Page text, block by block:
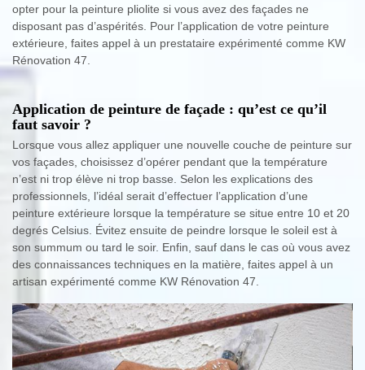
opter pour la peinture pliolite si vous avez des façades ne
disposant pas d’aspérités. Pour l’application de votre peinture
extérieure, faites appel à un prestataire expérimenté comme KW
Rénovation 47.
Application de peinture de façade : qu’est ce qu’il
faut savoir ?
Lorsque vous allez appliquer une nouvelle couche de peinture sur
vos façades, choisissez d’opérer pendant que la température
n’est ni trop élève ni trop basse. Selon les explications des
professionnels, l’idéal serait d’effectuer l’application d’une
peinture extérieure lorsque la température se situe entre 10 et 20
degrés Celsius. Évitez ensuite de peindre lorsque le soleil est à
son summum ou tard le soir. Enfin, sauf dans le cas où vous avez
des connaissances techniques en la matière, faites appel à un
artisan expérimenté comme KW Rénovation 47.